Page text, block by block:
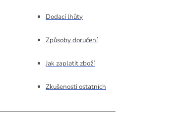
Dodací lhůty
Způsoby doručení
Jak zaplatit zboží
Zkušenosti ostatních